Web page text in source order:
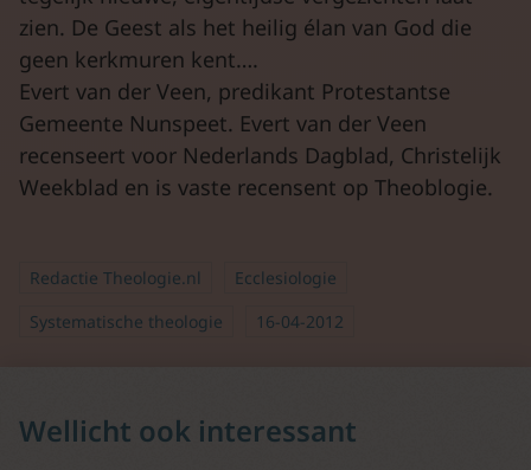
zien. De Geest als het heilig élan van God die
geen kerkmuren kent….
Evert van der Veen, predikant Protestantse
Gemeente Nunspeet. Evert van der Veen
recenseert voor Nederlands Dagblad, Christelijk
Weekblad en is vaste recensent op Theoblogie.
Redactie Theologie.nl
Ecclesiologie
Systematische theologie
16-04-2012
Wellicht ook interessant